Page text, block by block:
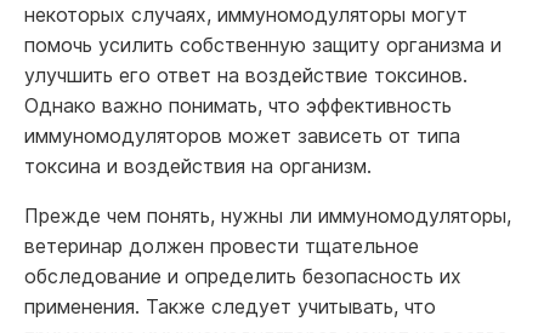
некоторых случаях, иммуномодуляторы могут
помочь усилить собственную защиту организма и
улучшить его ответ на воздействие токсинов.
Однако важно понимать, что эффективность
иммуномодуляторов может зависеть от типа
токсина и воздействия на организм.
Прежде чем понять, нужны ли иммуномодуляторы,
ветеринар должен провести тщательное
обследование и определить безопасность их
применения. Также следует учитывать, что